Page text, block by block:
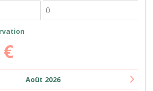
€
Août 2026